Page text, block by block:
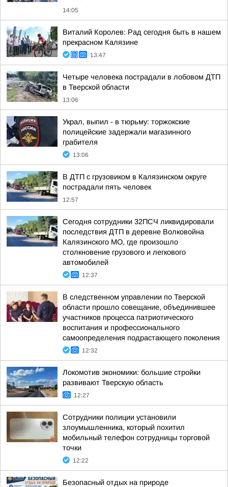
14:05
Виталий Королев: Рад сегодня быть в нашем
прекрасном Калязине
13:47
Четыре человека пострадали в лобовом ДТП
в Тверской области
13:06
Украл, выпил - в тюрьму: торжокские
полицейские задержали магазинного
грабителя
13:06
В ДТП с грузовиком в Калязинском округе
пострадали пять человек
12:57
Сегодня сотрудники 32ПСЧ ликвидировали
последствия ДТП в деревне Волковойна
Калязинского МО, где произошло
столкновение грузового и легкового
автомобилей
12:37
В следственном управлении по Тверской
области прошло совещание, объединившее
участников процесса патриотического
воспитания и профессионального
самоопределения подрастающего поколения
12:32
Локомотив экономики: большие стройки
развивают Тверскую область
12:27
Сотрудники полиции установили
злоумышленника, который похитил
мобильный телефон сотрудницы торговой
точки
12:22
Безопасный отдых на природе